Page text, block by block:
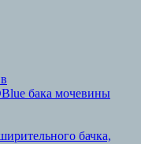
бака мочевины